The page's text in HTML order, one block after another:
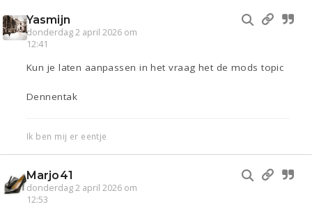
Yasmijn
donderdag 2 april 2026 om
12:41
Kun je laten aanpassen in het vraag het de mods topic
Dennentak
Ik ben mij er eentje
Marjo41
donderdag 2 april 2026 om
12:53